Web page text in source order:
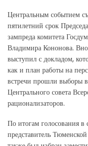
Центральным событием
пятилетний срок
зампреда комитета
Владимира Кононова.
выступил с докладом,
как и план работы на
встречи прошли выборы
Центрального совета
рационализаторов.
По итогам голосования
представитель